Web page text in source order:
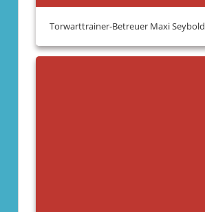
Torwarttrainer-Betreuer Maxi Seybold